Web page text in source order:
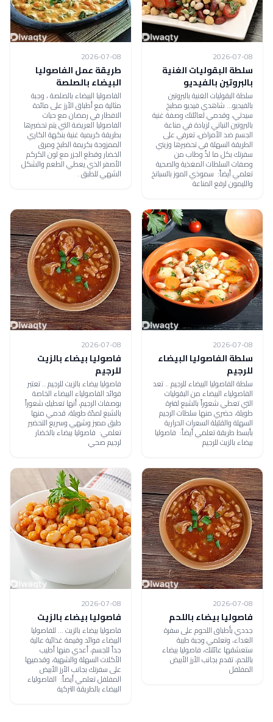
2026-07-08
سلطة البقوليات الغنية
بالبروتين بالفيديو
سلطة البقوليات الغنية بالبروتين
بالفيديو... شاهدي فيديو مطبخ
سيدتي، وقدمي لعائلتك وصفة غنية
بالبروتين النباتي لزيادة في مناعة
الجسم ضد الأمراض، تعرفي على
الطريقة السهلة في تحضيرها وزيني
سفرتك بكل ما لذّ وطاب من
وصفات السلطات المغذية والصحية
تعلمي أيضاً: سموذي الموز بالسبانخ
والليمون لرفع المناعة
2026-07-08
طريقة عمل الفاصوليا
البيضاء بالصلصة
الفاصوليا البيضاء بالصلصة ، وجبة
مثالية مع أطباق الأرز على مائدة
الافطار في رمضان مع حبات
الفاصوليا العريضة التي يتم تحضيرها
بطريقة كريمية غنية بنكهة الكاري
الممزوجة بكريمة الطبخ ومرق
الخضار وقطع الجزر مع لون الكركم
الأصفر الذي يعطي الطعم والشكل
الشهي للطبق .
2026-07-08
سلطة الفاصوليا البيضاء
للرجيم
سلطة الفاصوليا البيضاء للرجيم .. تعد
الفاصولياء البيضاء من البقوليات
التي تعطي شعوراً بالشبع لفترة
طويلة، حضري منها سلطات الرجيم
السهلة والقليلة السعرات الحرارية
بأبسط طريقة تعلمي أيضاً: فاصوليا
بيضاء بالزيت للرجيم
2026-07-08
فاصوليا بيضاء بالزيت
للرجيم
فاصوليا بيضاء بالزيت للرجيم .. تعتبر
فوائد الفاصولياء البيضاء الخاصة
بوصفات الرجيم، أنها تعطيكِ شعوراً
بالشبع لمدّة طويلة، قدمي منها
طبق مميز وشهي وسريع التحضير
تعلمي: فاصوليا بيضاء بالخضار
لرجيم صحي
2026-07-08
فاصوليا بيضاء باللحم
جددي بأطباق اللحوم على سفرة
الغداء، وتعلمي وجبة طيبة
ستعشقها عائلتك، فاصوليا بيضاء
باللحم، تقدم بجانب الأرز الأبيض
المفلفل
2026-07-08
فاصوليا بيضاء بالزيت
فاصوليا بيضاء بالزيت ... للفاصوليا
البيضاء فوائد وقيمة غذائية عالية
جداً للجسم، أعدي منها أطيب
الأكلات السهلة والشهية، وقدميها
على سفرتك بجانب الأرز الأبيض
المفلفل تعلمي أيضاً: الفاصولياء
البيضاء بالطريقة التركية